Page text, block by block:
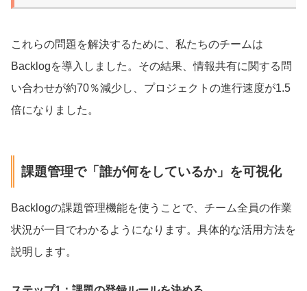
これらの問題を解決するために、私たちのチームは
Backlogを導入しました。その結果、情報共有に関する問
い合わせが約70％減少し、プロジェクトの進行速度が1.5
倍になりました。
課題管理で「誰が何をしているか」を可視化
Backlogの課題管理機能を使うことで、チーム全員の作業
状況が一目でわかるようになります。具体的な活用方法を
説明します。